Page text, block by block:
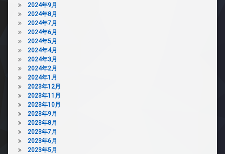
2024年9月
2024年8月
2024年7月
2024年6月
2024年5月
2024年4月
2024年3月
2024年2月
2024年1月
2023年12月
2023年11月
2023年10月
2023年9月
2023年8月
2023年7月
2023年6月
2023年5月